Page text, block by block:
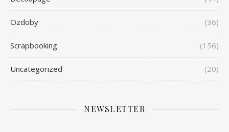
Ozdoby (36)
Scrapbooking (156)
Uncategorized (20)
NEWSLETTER